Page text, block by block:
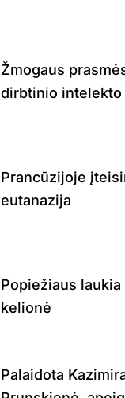
Žmogaus
dirbtinio intelekto
Prancūzijoje
eutanazija
Popiežiaus laukia
kelionė
Palaidota